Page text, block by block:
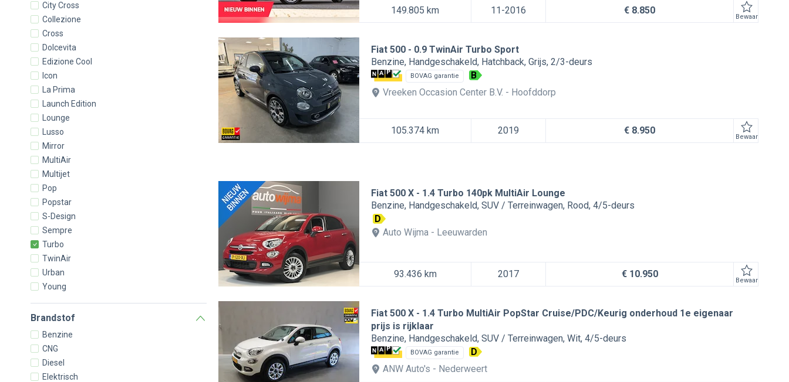
City Cross
Collezione
Cross
Dolcevita
Edizione Cool
Icon
La Prima
Launch Edition
Lounge
Lusso
Mirror
MultiAir
Multijet
Pop
Popstar
S-Design
Sempre
Turbo
TwinAir
Urban
Young
Brandstof
Benzine
CNG
Diesel
Elektrisch
149.805 km 11-2016 € 8.850
Bewaar
Fiat 500
0.9 TwinAir Turbo Sport
Benzine Handgeschakeld Hatchback Grijs 2/3-deurs
BOVAG garantie
B
Vreeken Occasion Center B.V.
Hoofddorp
105.374 km 2019 € 8.950
Bewaar
Fiat 500 X
1.4 Turbo 140pk MultiAir Lounge
Benzine Handgeschakeld SUV / Terreinwagen Rood 4/5-deurs
D
Auto Wijma
Leeuwarden
93.436 km 2017 € 10.950
Bewaar
Fiat 500 X
1.4 Turbo MultiAir PopStar Cruise/PDC/Keurig onderhoud 1e eigenaar
prijs is rijklaar
Benzine Handgeschakeld SUV / Terreinwagen Wit 4/5-deurs
BOVAG garantie
D
ANW Auto's
Nederweert